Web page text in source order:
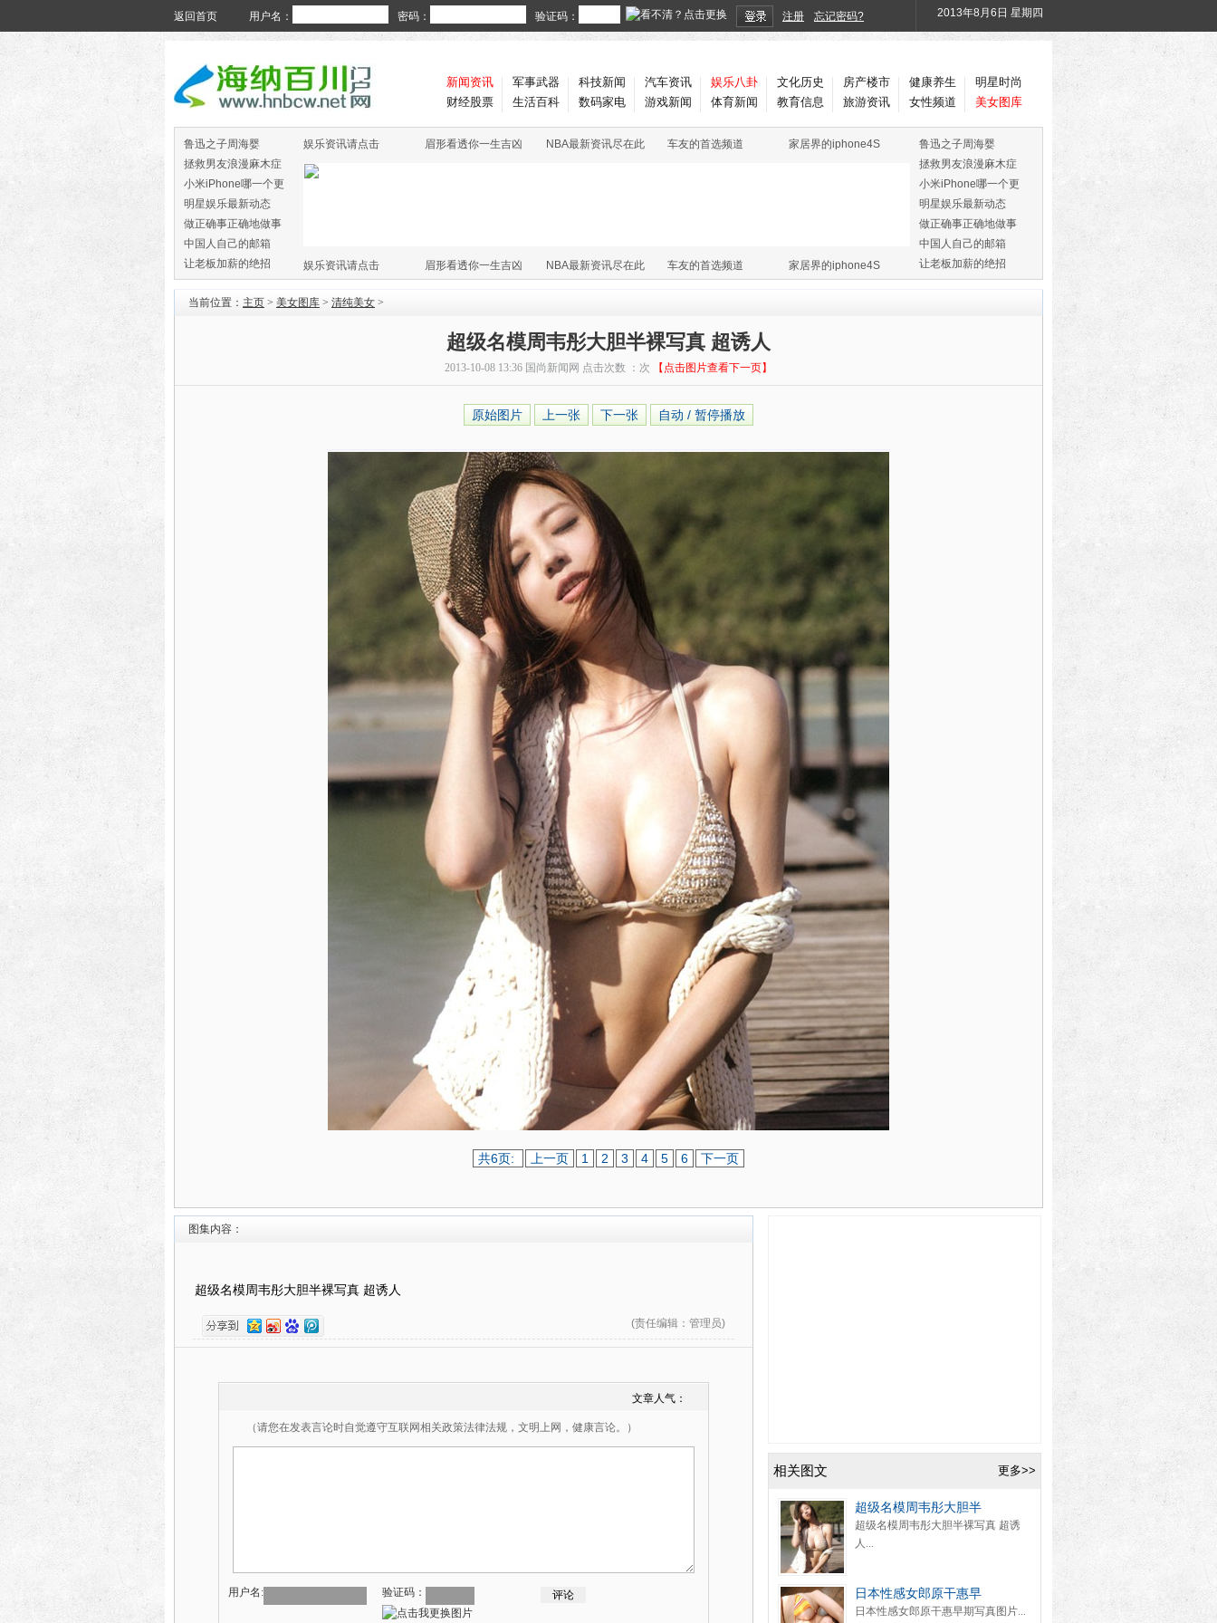
返回首页 用户名： 密码： 验证码： 注册 忘记密码? 2013年8月6日 星期四
新闻资讯
财经股票
军事武器
生活百科
科技新闻
数码家电
汽车资讯
游戏新闻
娱乐八卦
体育新闻
文化历史
教育信息
房产楼市
旅游资讯
健康养生
女性频道
明星时尚
美女图库
鲁迅之子周海婴
拯救男友浪漫麻木症
小米iPhone哪一个更
火
明星娱乐最新动态
做正确事正确地做事
中国人自己的邮箱
让老板加薪的绝招
娱乐资讯请点击 眉形看透你一生吉凶 NBA最新资讯尽在此 车友的首选频道 家居界的iphone4S
娱乐资讯请点击 眉形看透你一生吉凶 NBA最新资讯尽在此 车友的首选频道 家居界的iphone4S
鲁迅之子周海婴
拯救男友浪漫麻木症
小米iPhone哪一个更
火
明星娱乐最新动态
做正确事正确地做事
中国人自己的邮箱
让老板加薪的绝招
当前位置： 主页 > 美女图库 > 清纯美女 >
超级名模周韦彤大胆半裸写真 超诱人
2013-10-08 13:36 国尚新闻网 点击次数 ： 次 【点击图片查看下一页】
原始图片 上一张 下一张 自动 / 暂停播放
共6页: 上一页 1 2 3 4 5 6 下一页
图集内容：
超级名模周韦彤大胆半裸写真 超诱人
(责任编辑 ：管理员)
文章人气：
（请您在发表言论时自觉遵守互联网相关政策法律法规，文明上网，健康言论。）
用户名: 验证码：
更多>>
相关图文
超级名模周韦彤大胆半
超级名模周韦彤大胆半裸写真 超诱
人...
日本性感女郎原干惠早
日本性感女郎原干惠早期写真图片...